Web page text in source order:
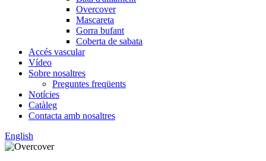
Overcover
Mascareta
Gorra bufant
Coberta de sabata
Accés vascular
Vídeo
Sobre nosaltres
Preguntes freqüents
Notícies
Catàleg
Contacta amb nosaltres
English